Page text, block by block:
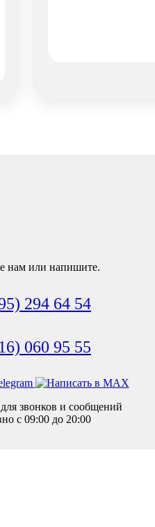
нам или напишите.
294 64 54
060 95 55
звонков и сообщений
с 09:00 до 20:00